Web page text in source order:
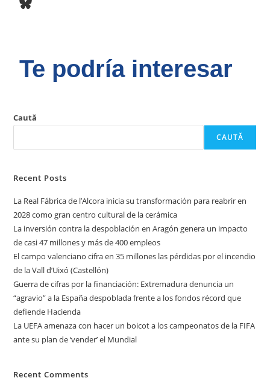
Te podría interesar
Caută
CAUTĂ
Recent Posts
La Real Fábrica de l’Alcora inicia su transformación para reabrir en
2028 como gran centro cultural de la cerámica
La inversión contra la despoblación en Aragón genera un impacto
de casi 47 millones y más de 400 empleos
El campo valenciano cifra en 35 millones las pérdidas por el incendio
de la Vall d’Uixó (Castellón)
Guerra de cifras por la financiación: Extremadura denuncia un
“agravio” a la España despoblada frente a los fondos récord que
defiende Hacienda
La UEFA amenaza con hacer un boicot a los campeonatos de la FIFA
ante su plan de ‘vender’ el Mundial
Recent Comments